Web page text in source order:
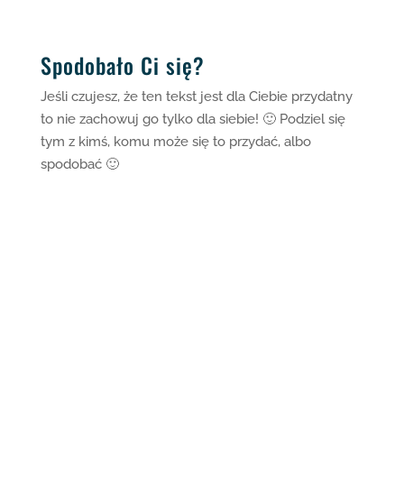
Spodobało Ci się?
Jeśli czujesz, że ten tekst jest dla Ciebie przydatny
to nie zachowuj go tylko dla siebie! 🙂 Podziel się
tym z kimś, komu może się to przydać, albo
spodobać 🙂